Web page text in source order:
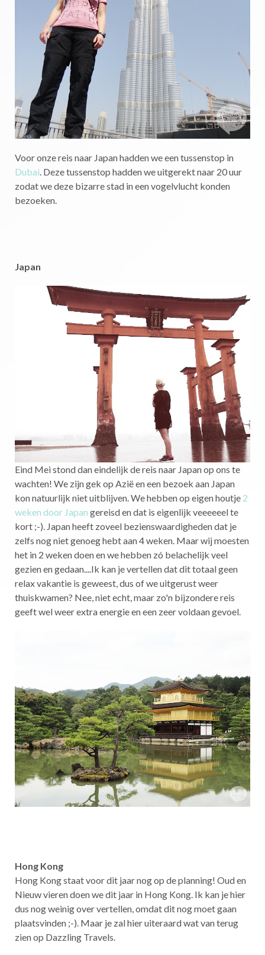
Voor onze reis naar Japan hadden we een tussenstop in
Dubai . Deze tussenstop hadden we uitgerekt naar 20 uur
zodat we deze bizarre stad in een vogelvlucht konden
bezoeken.
Japan
Eind Mei stond dan eindelijk de reis naar Japan op ons te
wachten! We zijn gek op Azië en een bezoek aan Japan
kon natuurlijk niet uitblijven. We hebben op eigen houtje 2
weken door Japan gereisd en dat is eigenlijk veeeeeel te
kort ;-). Japan heeft zoveel bezienswaardigheden dat je
zelfs nog niet genoeg hebt aan 4 weken. Maar wij moesten
het in 2 weken doen en we hebben zó belachelijk veel
gezien en gedaan....Ik kan je vertellen dat dit totaal geen
relax vakantie is geweest, dus of we uitgerust weer
thuiskwamen? Nee, niet echt, maar zo'n bijzondere reis
geeft wel weer extra energie en een zeer voldaan gevoel.
Hong Kong
Hong Kong staat voor dit jaar nog op de planning! Oud en
Nieuw vieren doen we dit jaar in Hong Kong. Ik kan je hier
dus nog weinig over vertellen, omdat dit nog moet gaan
plaatsvinden ;-). Maar je zal hier uiteraard wat van terug
zien op Dazzling Travels.